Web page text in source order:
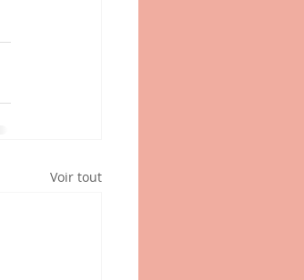
Voir tout